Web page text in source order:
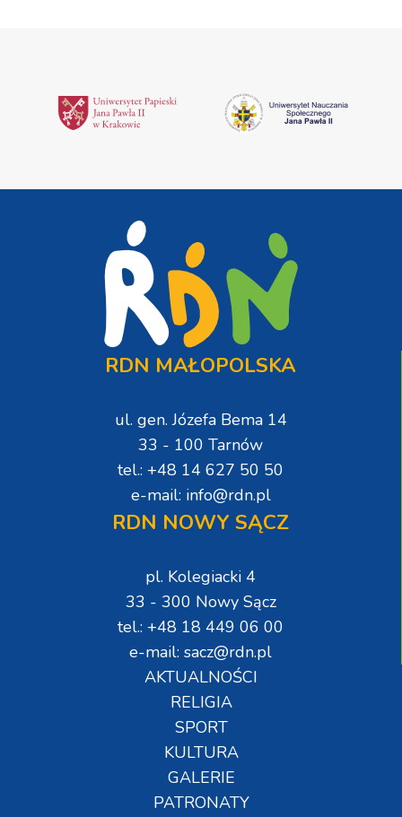
RDN MAŁOPOLSKA
ul. gen. Józefa Bema 14
33 - 100 Tarnów
tel.: +48 14 627 50 50
e-mail: info@rdn.pl
RDN NOWY SĄCZ
pl. Kolegiacki 4
33 - 300 Nowy Sącz
tel.: +48 18 449 06 00
e-mail: sacz@rdn.pl
AKTUALNOŚCI
RELIGIA
SPORT
KULTURA
GALERIE
PATRONATY